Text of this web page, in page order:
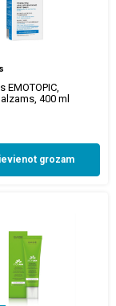
EMOTOPIC,
400 ml
grozam